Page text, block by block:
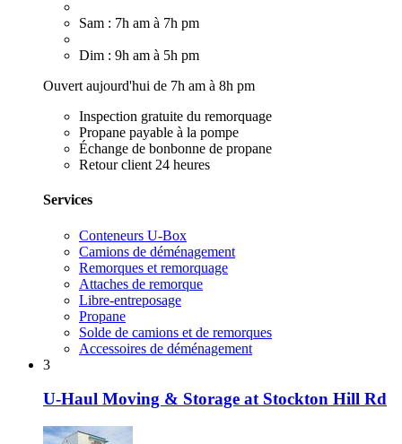
Sam : 7h am à 7h pm
Dim : 9h am à 5h pm
Ouvert aujourd'hui de 7h am à 8h pm
Inspection gratuite du remorquage
Propane payable à la pompe
Échange de bonbonne de propane
Retour client 24 heures
Services
Conteneurs U-Box
Camions de déménagement
Remorques et remorquage
Attaches de remorque
Libre-entreposage
Propane
Solde de camions et de remorques
Accessoires de déménagement
3
U-Haul Moving & Storage at Stockton Hill Rd